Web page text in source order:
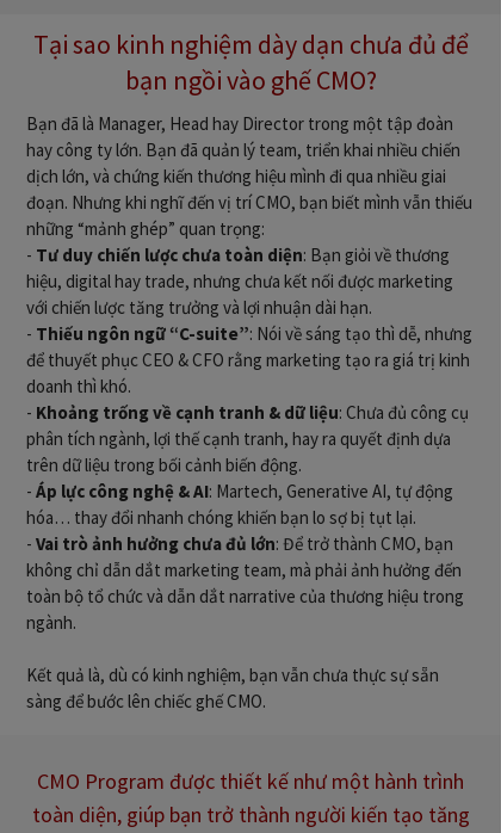
Bạn đã là Manager, Head hay Director trong một tập đoàn
hay công ty lớn. Bạn đã quản lý team, triển khai nhiều chiến
dịch lớn, và chứng kiến thương hiệu mình đi qua nhiều giai
đoạn. Nhưng khi nghĩ đến vị trí CMO, bạn biết mình vẫn thiếu
những “mảnh ghép” quan trọng:
- Tư duy chiến lược chưa toàn diện: Bạn giỏi về thương
hiệu, digital hay trade, nhưng chưa kết nối được marketing
với chiến lược tăng trưởng và lợi nhuận dài hạn.
- Thiếu ngôn ngữ “C-suite”: Nói về sáng tạo thì dễ, nhưng
để thuyết phục CEO & CFO rằng marketing tạo ra giá trị kinh
doanh thì khó.
- Khoảng trống về cạnh tranh & dữ liệu: Chưa đủ công cụ
phân tích ngành, lợi thế cạnh tranh, hay ra quyết định dựa
trên dữ liệu trong bối cảnh biến động.
- Áp lực công nghệ & AI: Martech, Generative AI, tự động
hóa… thay đổi nhanh chóng khiến bạn lo sợ bị tụt lại.
- Vai trò ảnh hưởng chưa đủ lớn: Để trở thành CMO, bạn
không chỉ dẫn dắt marketing team, mà phải ảnh hưởng đến
toàn bộ tổ chức và dẫn dắt narrative của thương hiệu trong
ngành.
Kết quả là, dù có kinh nghiệm, bạn vẫn chưa thực sự sẵn
sàng để bước lên chiếc ghế CMO.
Tại sao kinh nghiệm dày dạn chưa đủ để
bạn ngồi vào ghế CMO?
CMO Program được thiết kế như một hành trình
toàn diện, giúp bạn trở thành người kiến tạo tăng